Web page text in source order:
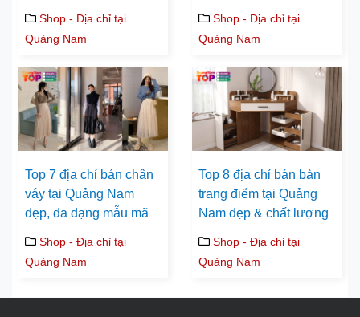
Shop - Địa chỉ tại
Quảng Nam
Shop - Địa chỉ tại
Quảng Nam
Top 7 địa chỉ bán chân
váy tại Quảng Nam
đẹp, đa dạng mẫu mã
Shop - Địa chỉ tại
Quảng Nam
Top 8 địa chỉ bán bàn
trang điểm tại Quảng
Nam đẹp & chất lượng
Shop - Địa chỉ tại
Quảng Nam